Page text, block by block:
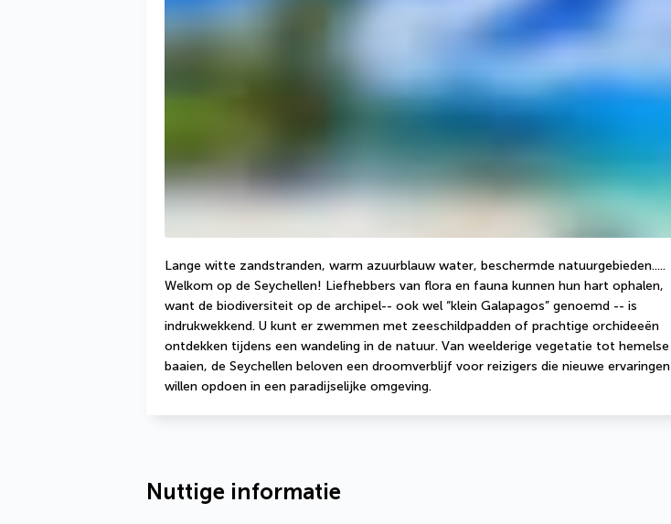
Lange witte zandstranden, warm azuurblauw water, beschermde natuurgebieden.....
Welkom op de Seychellen! Liefhebbers van flora en fauna kunnen hun hart ophalen,
want de biodiversiteit op de archipel-- ook wel “klein Galapagos” genoemd -- is
indrukwekkend. U kunt er zwemmen met zeeschildpadden of prachtige orchideeën
ontdekken tijdens een wandeling in de natuur. Van weelderige vegetatie tot hemelse
baaien, de Seychellen beloven een droomverblijf voor reizigers die nieuwe ervaringen
willen opdoen in een paradijselijke omgeving.
Nuttige informatie